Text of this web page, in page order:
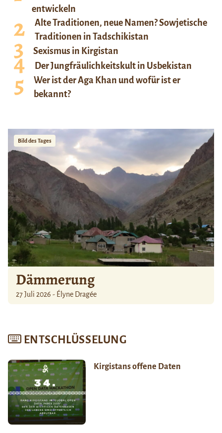
entwickeln
Alte Traditionen, neue Namen? Sowjetische
Traditionen in Tadschikistan
Sexismus in Kirgistan
Der Jungfräulichkeitskult in Usbekistan
Wer ist der Aga Khan und wofür ist er
bekannt?
Bild des Tages
Dämmerung
27 Juli 2026 - Élyne Dragée
ENTSCHLÜSSELUNG
Kirgistans offene Daten